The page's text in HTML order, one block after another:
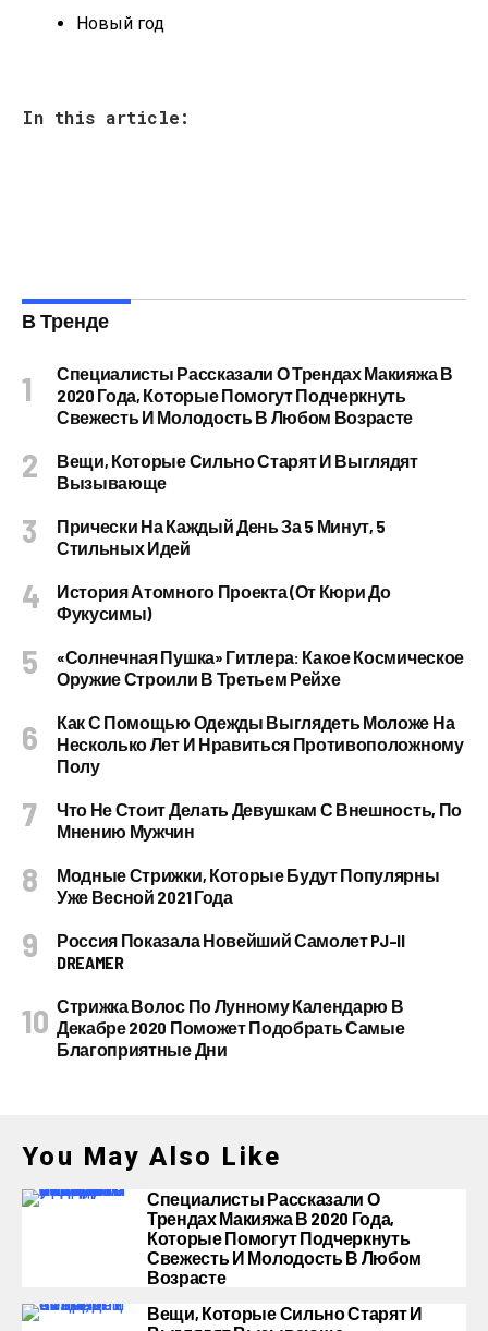
Новый год
In this article:
В Тренде
Специалисты Рассказали О Трендах Макияжа В
2020 Года, Которые Помогут Подчеркнуть
Свежесть И Молодость В Любом Возрасте
Вещи, Которые Сильно Старят И Выглядят
Вызывающе
Прически На Каждый День За 5 Минут, 5
Стильных Идей
История Атомного Проекта (от Кюри До
Фукусимы)
«Солнечная Пушка» Гитлера: Какое Космическое
Оружие Строили В Третьем Рейхе
Как С Помощью Одежды Выглядеть Моложе На
Несколько Лет И Нравиться Противоположному
Полу
Что Не Стоит Делать Девушкам С Внешность, По
Мнению Мужчин
Модные Стрижки, Которые Будут Популярны
Уже Весной 2021 Года
Россия Показала Новейший Самолет PJ–II
DREAMER
Стрижка Волос По Лунному Календарю В
Декабре 2020 Поможет Подобрать Самые
Благоприятные Дни
You May Also Like
Специалисты Рассказали О
Трендах Макияжа В 2020 Года,
Которые Помогут Подчеркнуть
Свежесть И Молодость В Любом
Возрасте
Вещи, Которые Сильно Старят И